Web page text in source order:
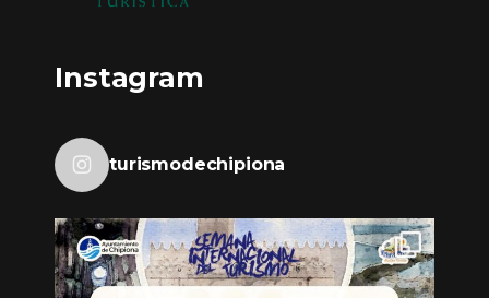
Instagram
turismodechipiona